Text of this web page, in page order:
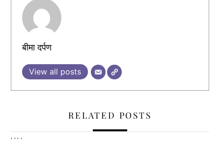
बीमा दर्पण
View all posts
RELATED POSTS